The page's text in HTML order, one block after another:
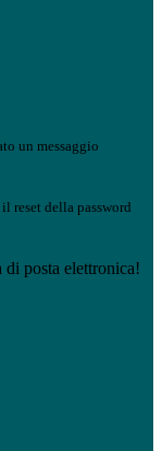
un messaggio
reset della password
posta elettronica!